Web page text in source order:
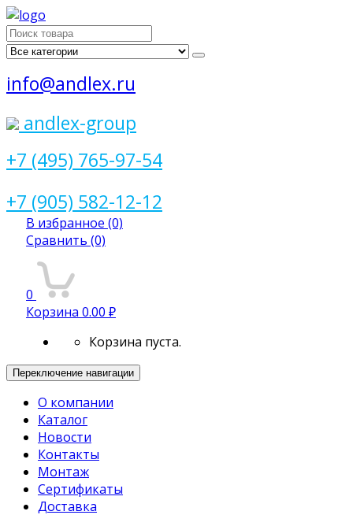
Поиск
для:
info@andlex.ru
andlex-group
+7 (495) 765-97-54
+7 (905) 582-12-12
В избранное (0)
Сравнить (0)
0
Корзина 0.00 ₽
Корзина пуста.
Переключение навигации
О компании
Каталог
Новости
Контакты
Монтаж
Сертификаты
Доставка